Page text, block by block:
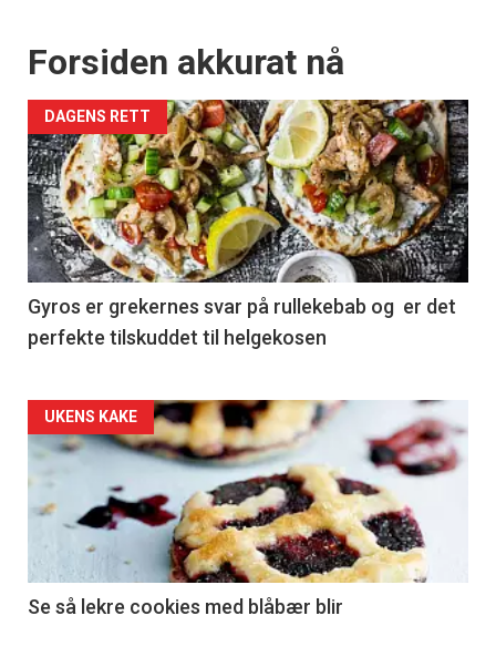
Forsiden akkurat nå
DAGENS RETT
Gyros er grekernes svar på rullekebab og er det
perfekte tilskuddet til helgekosen
Forsiden
akkurat
nå
2
UKENS KAKE
Se så lekre cookies med blåbær blir